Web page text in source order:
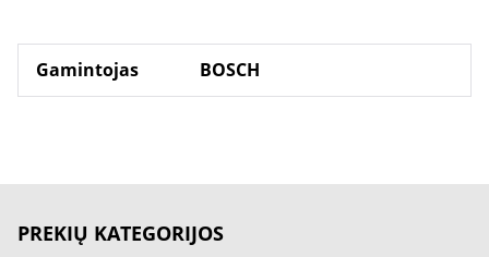
Gamintojas BOSCH
PREKIŲ KATEGORIJOS